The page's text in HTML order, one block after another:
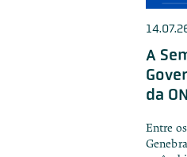
A
da
Entre